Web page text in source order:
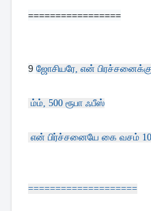
=================
9 ஜோசியரே, என்
ம்ம், 500 ரூபா ஃபீஸ்
என் பிர்ச்சனையே கை வசம்
====================